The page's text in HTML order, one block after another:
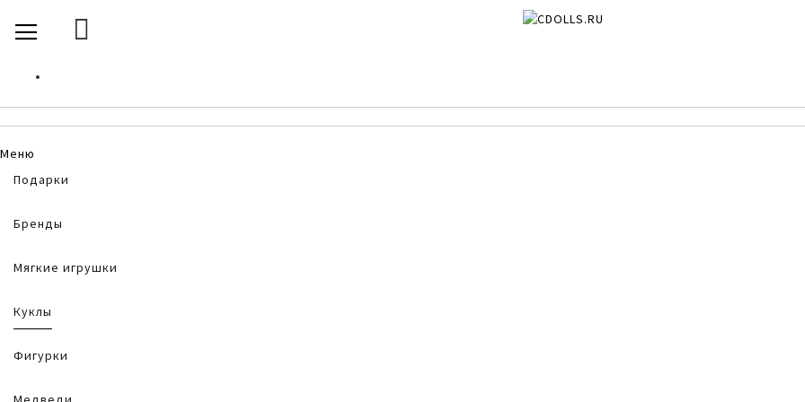
TO
CONTENT
Меню
Подарки
Бренды
Мягкие игрушки
Куклы
Фигурки